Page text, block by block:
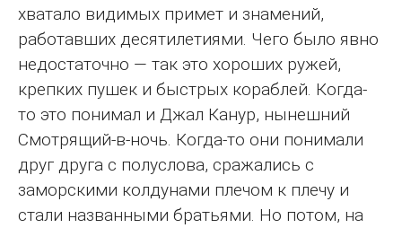
хватало видимых примет и знамений,
работавших десятилетиями. Чего было явно
недостаточно — так это хороших ружей,
крепких пушек и быстрых кораблей. Когда-
то это понимал и Джал Канур, нынешний
Смотрящий-в-ночь. Когда-то они понимали
друг друга с полуслова, сражались с
заморскими колдунами плечом к плечу и
стали названными братьями. Но потом, на